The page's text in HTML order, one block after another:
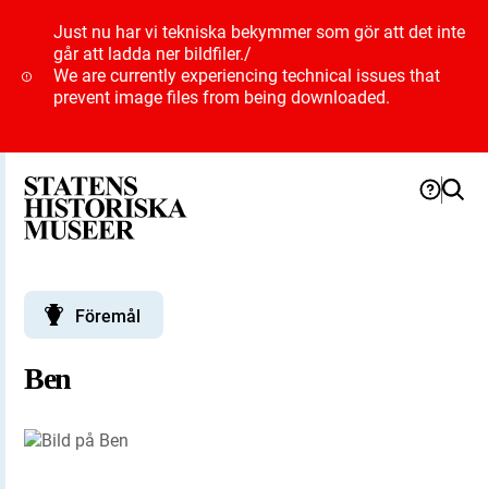
Just nu har vi tekniska bekymmer som gör att det inte
går att ladda ner bildfiler./
We are currently experiencing technical issues that
prevent image files from being downloaded.
Föremål
Ben